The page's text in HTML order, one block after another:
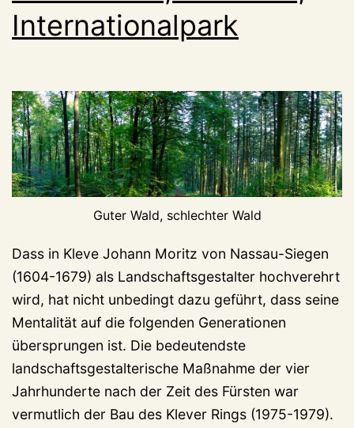
Siegen
Internationalpark
Guter Wald, schlechter Wald
Dass in Kleve Johann Moritz von Nassau-Siegen
(1604-1679) als Landschaftsgestalter hochverehrt
wird, hat nicht unbedingt dazu geführt, dass seine
Mentalität auf die folgenden Generationen
übersprungen ist. Die bedeutendste
landschaftsgestalterische Maßnahme der vier
Jahrhunderte nach der Zeit des Fürsten war
vermutlich der Bau des Klever Rings (1975-1979).